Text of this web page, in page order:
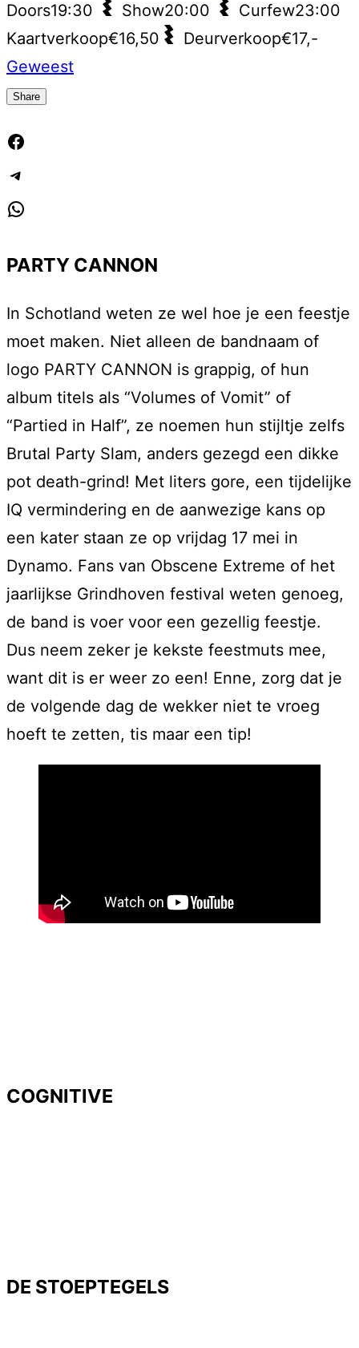
Doors19:30 Show20:00 Curfew23:00
Kaartverkoop€16,50 Deurverkoop€17,-
Geweest
Share
PARTY CANNON
In Schotland weten ze wel hoe je een feestje
moet maken. Niet alleen de bandnaam of
logo PARTY CANNON is grappig, of hun
album titels als “Volumes of Vomit” of
“Partied in Half”, ze noemen hun stijltje zelfs
Brutal Party Slam, anders gezegd een dikke
pot death-grind! Met liters gore, een tijdelijke
IQ vermindering en de aanwezige kans op
een kater staan ze op vrijdag 17 mei in
Dynamo. Fans van Obscene Extreme of het
jaarlijkse Grindhoven festival weten genoeg,
de band is voer voor een gezellig feestje.
Dus neem zeker je kekste feestmuts mee,
want dit is er weer zo een! Enne, zorg dat je
de volgende dag de wekker niet te vroeg
hoeft te zetten, tis maar een tip!
COGNITIVE
DE STOEPTEGELS